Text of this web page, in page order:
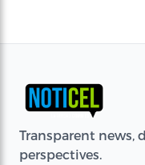
Transparent news,
perspectives.